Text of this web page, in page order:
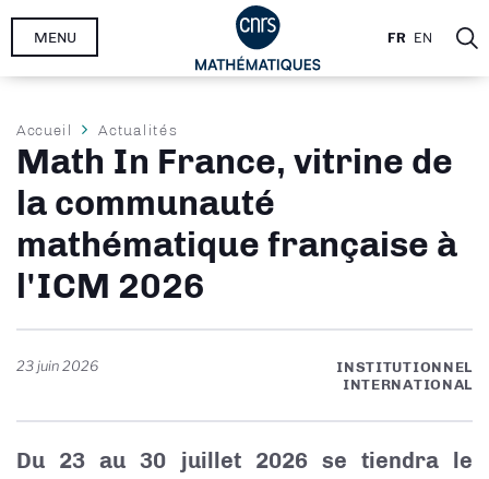
Aller
FR EN
MENU
Fil
d'Ariane
Accueil Actualités
Math In France, vitrine de
la communauté
mathématique française à
l'ICM 2026
23 juin 2026
INSTITUTIONNEL
INTERNATIONAL
Du 23 au 30 juillet 2026 se tiendra le